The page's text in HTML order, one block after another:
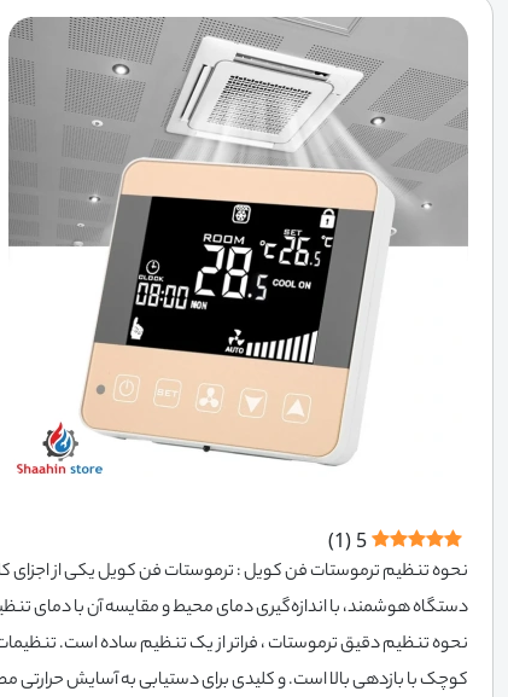
5
(
1
)
نحوه تنظیم ترموستات فن کویل : ترموستات فن کویل یکی از
دستگاه هوشمند، با اندازه‌گیری دمای محیط و مقایسه آن با دمای
نحوه تنظیم دقیق ترموستات ، فراتر از یک تنظیم ساده است.
کوچک با بازدهی بالا است. و کلیدی برای دستیابی به آسایش